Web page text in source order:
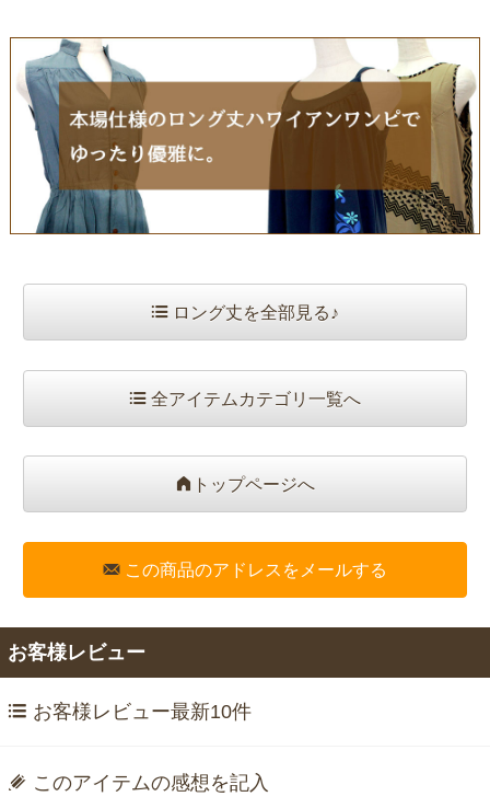
ロング丈を全部見る♪
全アイテムカテゴリ一覧へ
トップページへ
この商品のアドレスをメールする
お客様レビュー
お客様レビュー最新10件
このアイテムの感想を記入